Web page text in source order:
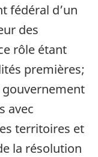
fédéral d’un
des
rôle étant
premières;
avec
territoires et
la résolution